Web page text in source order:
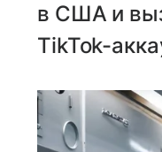
в США и
TikTok-